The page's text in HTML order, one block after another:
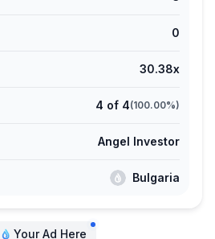
0
30.38x
4 of 4(100.00%)
Angel Investor
Bulgaria
Your Ad Here